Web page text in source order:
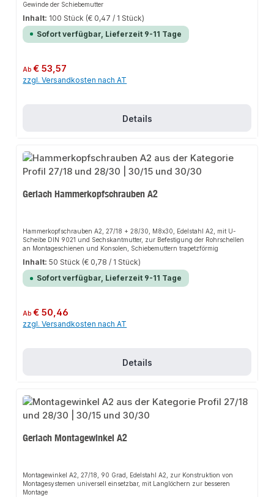
Gewinde der Schiebemutter
Inhalt: 100 Stück (€ 0,47 / 1 Stück)
Sofort verfügbar, Lieferzeit 9-11 Tage
Regulärer Preis:
Ab€ 53,57
zzgl. Versandkosten nach AT
Details
Gerlach Hammerkopfschrauben A2
Hammerkopfschrauben A2, 27/18 + 28/30, M8x30, Edelstahl A2, mit U-
Scheibe DIN 9021 und Sechskantmutter, zur Befestigung der Rohrschellen
an Montageschienen und Konsolen, Schiebemuttern trapetzförmig
Inhalt:50 Stück (€ 0,78 / 1 Stück)
Sofort verfügbar, Lieferzeit 9-11 Tage
Regulärer Preis:
Ab€ 50,46
zzgl. Versandkosten nach AT
Details
Gerlach Montagewinkel A2
Montagewinkel A2, 27/18, 90 Grad, Edelstahl A2, zur Konstruktion von
Montagesystemen universell einsetzbar, mit Langlöchern zur besseren
Montage